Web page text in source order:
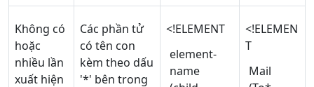
Không có
hoặc
nhiều lần
xuất hiện
Các phần tử
có tên con
kèm theo dấu
'*' bên trong
<!ELEMENT
element-
name
<!ELEMEN
T
Mail